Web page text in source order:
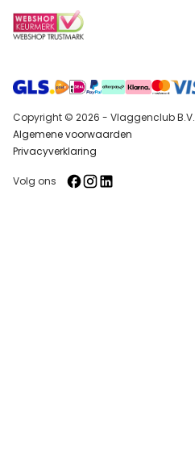
Copyright © 2026 - Vlaggenclub B.V.
Algemene voorwaarden
Privacyverklaring
Volg ons